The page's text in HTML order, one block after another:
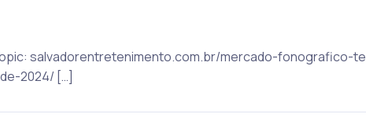
salvadorentretenimento.com.br/mercado-fonografico-
2024/ […]